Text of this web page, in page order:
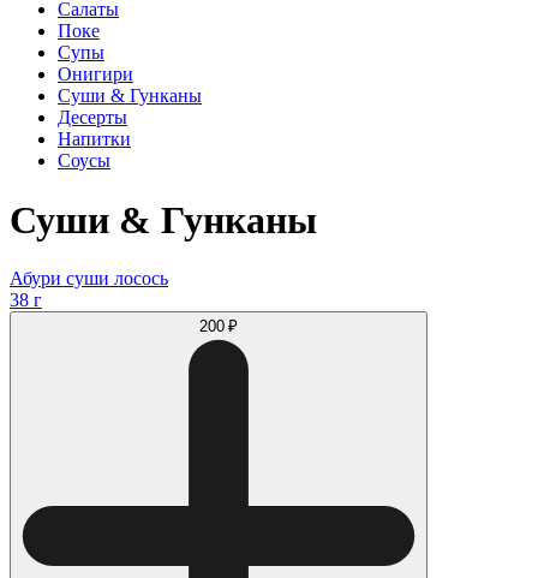
Салаты
Поке
Супы
Онигири
Суши & Гунканы
Десерты
Напитки
Соусы
Суши & Гунканы
Абури суши лосось
38 г
200 ₽